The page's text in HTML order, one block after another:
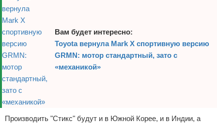
Вам будет интересно:
Toyota вернула Mark X спортивную версию
GRMN: мотор стандартный, зато с
«механикой»
Производить "Стикс" будут и в Южной Корее, и в Индии, а